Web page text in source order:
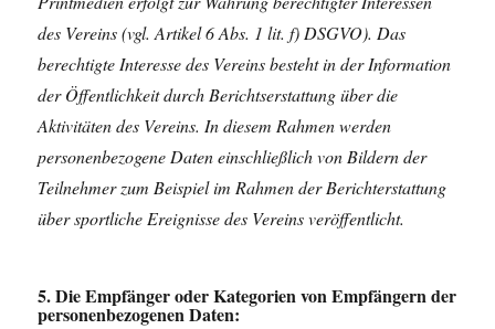
des Vereins (vgl. Artikel 6 Abs. 1 lit. f) DSGVO). Das
berechtigte Interesse des Vereins besteht in der Information
der Öffentlichkeit durch Berichtserstattung über die
Aktivitäten des Vereins. In diesem Rahmen werden
personenbezogene Daten einschließlich von Bildern der
Teilnehmer zum Beispiel im Rahmen der Berichterstattung
über sportliche Ereignisse des Vereins veröffentlicht.
5. Die Empfänger oder Kategorien von Empfängern der
personenbezogenen Daten: